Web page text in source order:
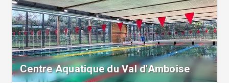
Centre Aquatique du Val d'Amboise